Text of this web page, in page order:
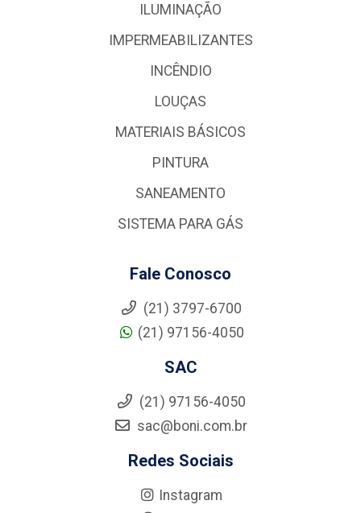
ILUMINAÇÃO
IMPERMEABILIZANTES
INCÊNDIO
LOUÇAS
MATERIAIS BÁSICOS
PINTURA
SANEAMENTO
SISTEMA PARA GÁS
Fale Conosco
(21) 3797-6700
(21) 97156-4050
SAC
(21) 97156-4050
sac@boni.com.br
Redes Sociais
Instagram